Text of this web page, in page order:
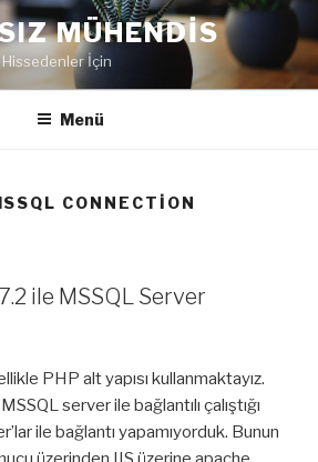
MÜHENDIS
İçin
Menü
CONNECTION
ile MSSQL Server
PHP alt yapısı kullanmaktayız.
server ile bağlantılı çalıştığı
ile bağlantı yapamıyorduk. Bunun